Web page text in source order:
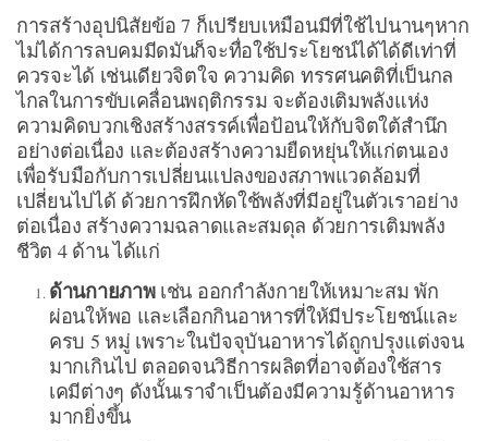
การสร้างอุปนิสัยข้อ 7 ก็เปรียบเหมือนมีที่ใช้ไปนานๆหาก
ไม่ได้การลบคมมีดมันก็จะทื่อใช้ประโยชน์ได้ได้ดีเท่าที่
ควรจะได้ เช่นเดียวจิตใจ ความคิด ทรรศนคติที่เป็นกล
ไกลในการขับเคลื่อนพฤติกรรม จะต้องเติมพลังแห่ง
ความคิดบวกเชิงสร้างสรรค์เพื่อป้อนให้กับจิตใต้สำนึก
อย่างต่อเนื่อง และต้องสร้างความยืดหยุ่นให้แก่ตนเอง
เพื่อรับมือกับการเปลี่ยนแปลงของสภาพแวดล้อมที่
เปลี่ยนไปได้ ด้วยการฝึกหัดใช้พลังที่มีอยู่ในตัวเราอย่าง
ต่อเนื่อง สร้างความฉลาดและสมดุล ด้วยการเติมพลัง
ชีวิต 4 ด้าน ได้แก่
ด้านกายภาพ เช่น ออกกำลังกายให้เหมาะสม พัก
ผ่อนให้พอ และเลือกกินอาหารที่ให้มีประโยชน์และ
ครบ 5 หมู่ เพราะในปัจจุบันอาหารได้ถูกปรุงแต่งจน
มากเกินไป ตลอดจนวิธีการผลิตที่อาจต้องใช้สาร
เคมีต่างๆ ดังนั้นเราจำเป็นต้องมีความรู้ด้านอาหาร
มากยิ่งขึ้น